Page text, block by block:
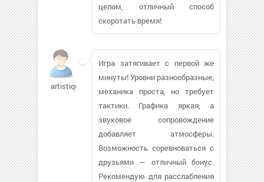
целом, отличный способ
скоротать время!
artistique104
Игра затягивает с первой же
минуты! Уровни разнообразные,
механика проста, но требует
тактики. Графика яркая, а
звуковое сопровождение
добавляет атмосферы.
Возможность соревноваться с
друзьями — отличный бонус.
Рекомендую для расслабления